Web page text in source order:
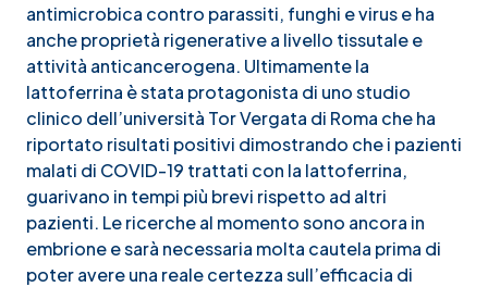
antimicrobica contro parassiti, funghi e virus e ha
anche proprietà rigenerative a livello tissutale e
attività anticancerogena. Ultimamente la
lattoferrina è stata protagonista di unostudio
clinico dell’università Tor Vergata di Roma che ha
riportato risultati positivi dimostrando che i pazienti
malati di COVID-19 trattati con la lattoferrina,
guarivano in tempi più brevi rispetto ad altri
pazienti. Le ricerche al momento sono ancora in
embrione e sarà necessaria molta cautela prima di
poter avere una reale certezza sull’efficacia di